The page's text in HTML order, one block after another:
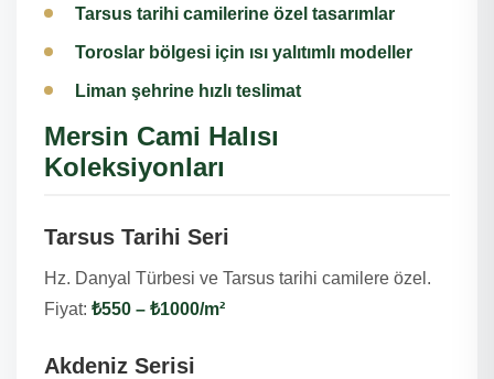
Tarsus tarihi camilerine özel tasarımlar
Toroslar bölgesi için ısı yalıtımlı modeller
Liman şehrine hızlı teslimat
Mersin Cami Halısı
Koleksiyonları
Tarsus Tarihi Seri
Hz. Danyal Türbesi ve Tarsus tarihi camilere özel.
Fiyat: ₺550 – ₺1000/m²
Akdeniz Serisi